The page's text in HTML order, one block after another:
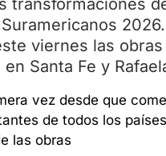
transformaciones
viernes las
en Santa Fe y